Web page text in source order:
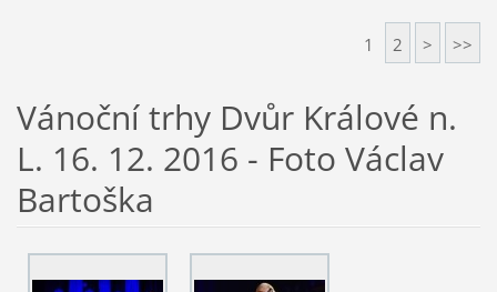
1 2 > >>
Vánoční trhy Dvůr Králové n.
L. 16. 12. 2016 - Foto Václav
Bartoška